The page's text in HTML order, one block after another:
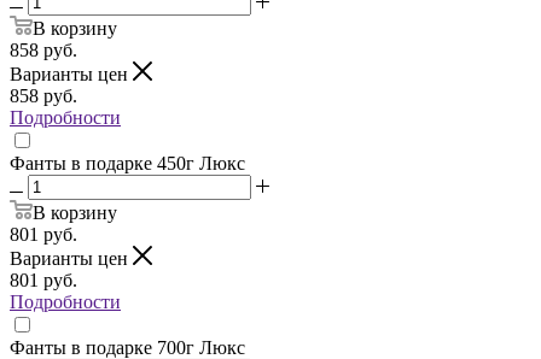
В корзину
858 руб.
Варианты цен
858 руб.
Подробности
Фанты в подарке 450г Люкс
В корзину
801 руб.
Варианты цен
801 руб.
Подробности
Фанты в подарке 700г Люкс